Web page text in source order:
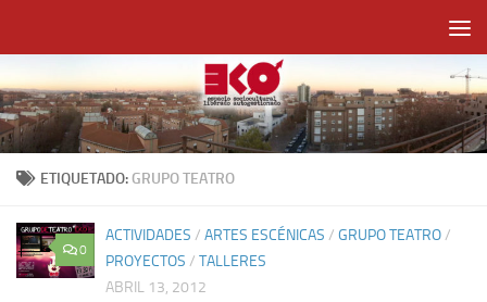
ETIQUETADO: GRUPO TEATRO
0
ACTIVIDADES / ARTES ESCÉNICAS / GRUPO TEATRO/
PROYECTOS / TALLERES
ABRIL 13, 2012